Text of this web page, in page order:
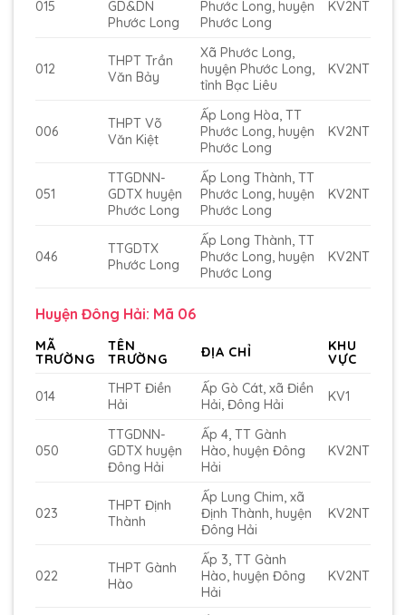
015
GD&DN
Phước Long
Phước Long, huyện
Phước Long
KV2NT
012
THPT Trần
Văn Bảy
Xã Phước Long,
huyện Phước Long,
tỉnh Bạc Liêu
KV2NT
006
THPT Võ
Văn Kiệt
Ấp Long Hòa, TT
Phước Long, huyện
Phước Long
KV2NT
051
TTGDNN-
GDTX huyện
Phước Long
Ấp Long Thành, TT
Phước Long, huyện
Phước Long
KV2NT
046
TTGDTX
Phước Long
Ấp Long Thành, TT
Phước Long, huyện
Phước Long
KV2NT
Huyện Đông Hải: Mã 06
MÃ
TRƯỜNG
TÊN
TRƯỜNG
ĐỊA CHỈ
KHU
VỰC
014
THPT Điền
Hải
Ấp Gò Cát, xã Điền
Hải, Đông Hải
KV1
050
TTGDNN-
GDTX huyện
Đông Hải
Ấp 4, TT Gành
Hào, huyện Đông
Hải
KV2NT
023
THPT Định
Thành
Ấp Lung Chim, xã
Định Thành, huyện
Đông Hải
KV2NT
022
THPT Gành
Hào
Ấp 3, TT Gành
Hào, huyện Đông
Hải
KV2NT